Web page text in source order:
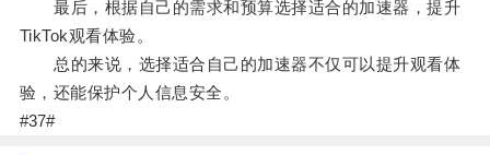
最后，根据自己的需求和预算选择适合的加速器，提升
TikTok观看体验。
总的来说，选择适合自己的加速器不仅可以提升观看体
验，还能保护个人信息安全。
#37#